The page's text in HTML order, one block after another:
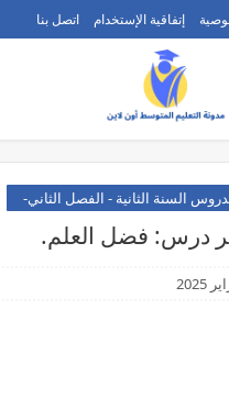
إتفاقية الإستخدام اتصل بنا
السنة الثانية - الفصل الثاني-
درس: فضل العلم.